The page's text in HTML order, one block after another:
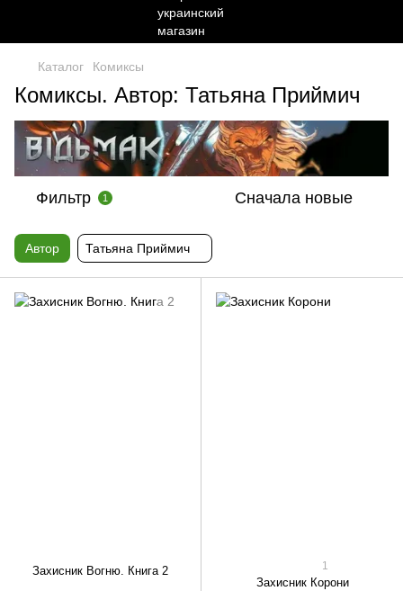
Каталог Комиксы
Комиксы. Автор: Татьяна Приймич
Фильтр 1 Сначала новые
Автор Татьяна Приймич
Захисник Вогню. Книга 2 1
Захисник Корони